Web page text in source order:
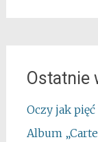
Ostatnie
Oczy jak
Album